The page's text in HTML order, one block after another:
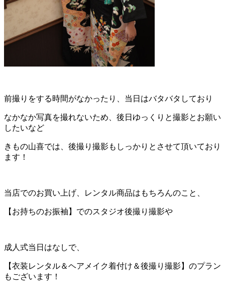
前撮りをする時間がなかったり、当日はバタバタしており
なかなか写真を撮れないため、後日ゆっくりと撮影とお願い
したいなど
きもの山喜では、後撮り撮影もしっかりとさせて頂いており
ます！
当店でのお買い上げ、レンタル商品はもちろんのこと、
【お持ちのお振袖】でのスタジオ後撮り撮影や
成人式当日はなしで、
【衣装レンタル＆ヘアメイク着付け＆後撮り撮影】のプラン
もございます！